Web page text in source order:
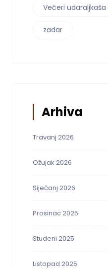
Večeri
zadar
Arhiva
Travanj 2026
Ožujak 2026
Siječanj 2026
Prosinac 2025
Studeni 2025
Listopad 2025